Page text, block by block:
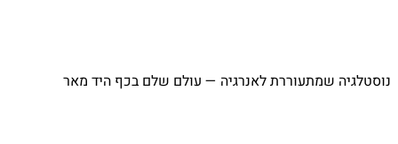
שמתעוררת לאנרגיה — עולם שלם בכף היד מאר